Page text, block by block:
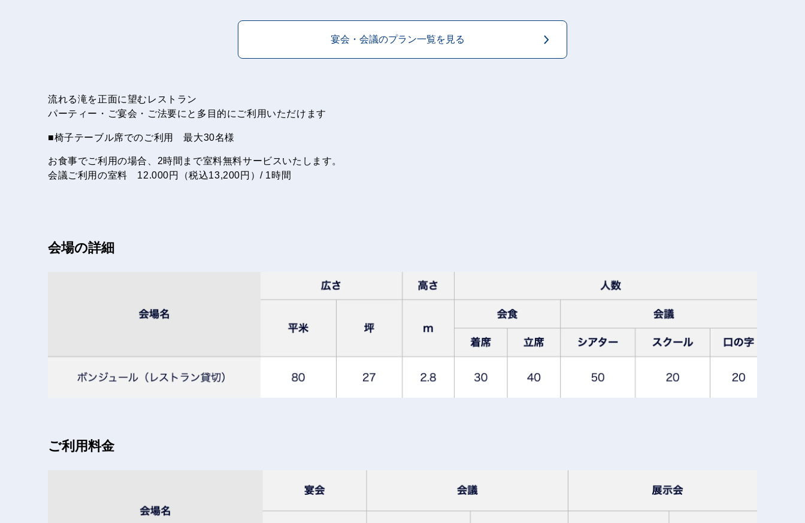
宴会・会議のプラン一覧を見る
流れる滝を正面に望むレストラン
パーティー・ご宴会・ご法要にと多目的にご利用いただけます
■椅子テーブル席でのご利用 最大30名様
お食事でご利用の場合、2時間まで室料無料サービスいたします。
会議ご利用の室料 12.000円（税込13,200円）/ 1時間
会場の詳細
ご利用料金